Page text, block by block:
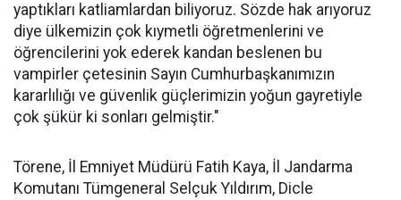
yaptıkları katliamlardan biliyoruz. Sözde hak arıyoruz
diye ülkemizin çok kıymetli öğretmenlerini ve
öğrencilerini yok ederek kandan beslenen bu
vampirler çetesinin Sayın Cumhurbaşkanımızın
kararlılığı ve güvenlik güçlerimizin yoğun gayretiyle
çok şükür ki sonları gelmiştir."
Törene, İl Emniyet Müdürü Fatih Kaya, İl Jandarma
Komutanı Tümgeneral Selçuk Yıldırım, Dicle